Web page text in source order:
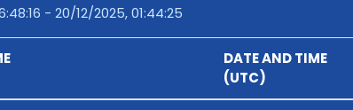
- 20/12/2025, 01:44:25
DATE AND TIME
(UTC)